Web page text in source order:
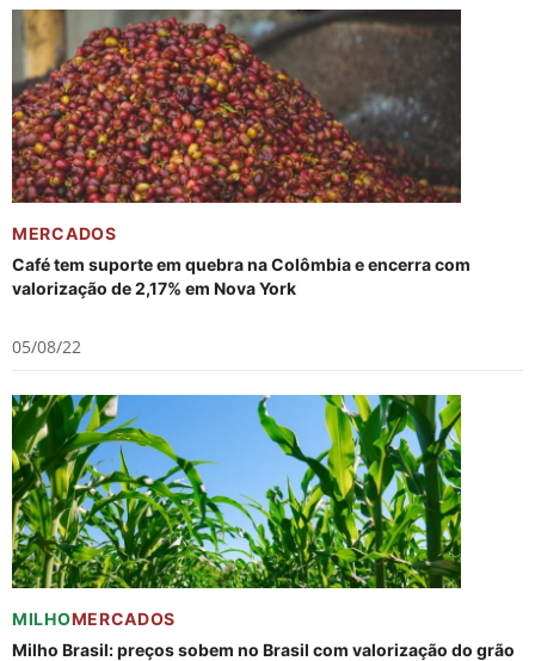
MERCADOS
Café tem suporte em quebra na Colômbia e encerra com
valorização de 2,17% em Nova York
05/08/22
MILHOMERCADOS
Milho Brasil: preços sobem no Brasil com valorização do grão